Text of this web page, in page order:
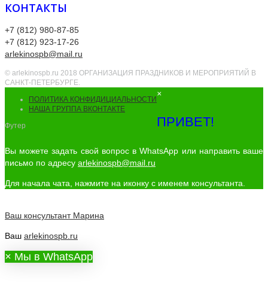
КОНТАКТЫ
+7 (812) 980-87-85
+7 (812) 923-17-26
arlekinospb@mail.ru
© arlekinospb.ru 2018 ОРГАНИЗАЦИЯ ПРАЗДНИКОВ И МЕРОПРИЯТИЙ В
САНКТ-ПЕТЕРБУРГЕ.
ПОЛИТИКА КОНФИДИЦИАЛЬНОСТИ
НАША ГРУППА ВКОНТАКТЕ
Футер
×
ПРИВЕТ!
Вы можете задать свой вопрос в WhatsApp или направить ваше
письмо по адресу arlekinospb@mail.ru
Для начала чата, нажмите на иконку с именем консультанта.
Ваш консультант Марина
Ваш arlekinospb.ru
× Мы в WhatsApp